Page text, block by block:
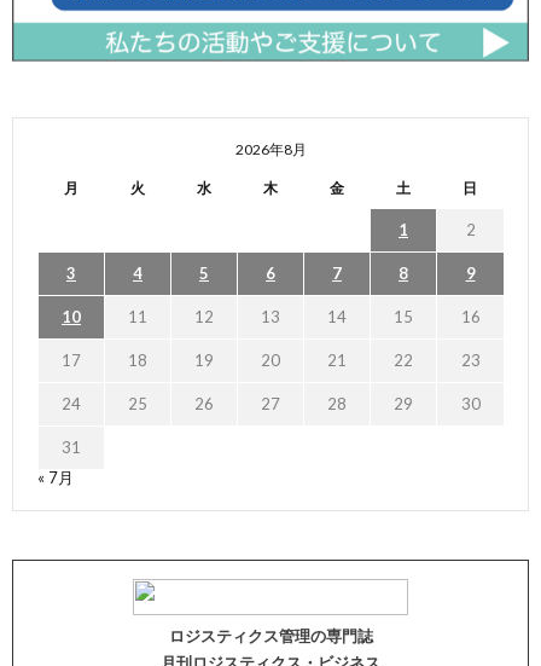
2026年8月
月 火 水 木 金 土 日
1 2
3 4 5 6 7 8 9
10 11 12 13 14 15 16
17 18 19 20 21 22 23
24 25 26 27 28 29 30
31
« 7月
ロジスティクス管理の専門誌
月刊ロジスティクス・ビジネス